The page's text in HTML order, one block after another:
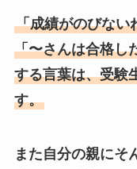
「成績がのびない
「〜さんは合格し
する言葉は、受験
す。
また自分の親にそ